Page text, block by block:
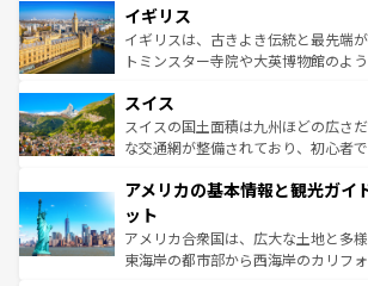
香り高いラベンダー畑など、多彩な楽
らに、パリ以外の地域にも魅力が溢
も豊かな歴史と文化が息づいている
を参照してほしい。
顔を持つこの国は、どこを歩いても飽
ルリンの文化的活気、バイエルン州
してライン川沿いのワイン畑といっ
は、お酒好きな人にはぜひ体験してほしい。 なお
ドイツ情報はコンテンツ一覧を参照
イギリス
イギリスは、古きよき伝統と最先端
トミンスター寺院や大英博物館のよ
リアごとに異なる魅力がある。また
ティー、ビール好きにはたまらない
戦など、本場だからこそできる体験
ンツ一覧を参照してほしい。
スイス
スイスの国土面積は九州ほどの広さ
な交通網が整備されており、初心者
の建物がそのまま残る町や、スイス
博物館もあり、アルプス観光だけで
ことができる。国民の所得が高いため
者向けの交通パス提供のサービスも
アメリカの基本情報と観光ガイ
ット
アメリカ合衆国は、広大な土地と多
東海岸の都市部から西海岸のカリフ